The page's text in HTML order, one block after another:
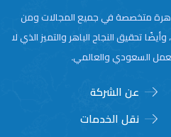
متخصصة في جميع المجالات ومن
تحقيق النجاح الباهر والتميز الذي لا
السعودي والعالمي.
عن الشركة
نقل الخدمات